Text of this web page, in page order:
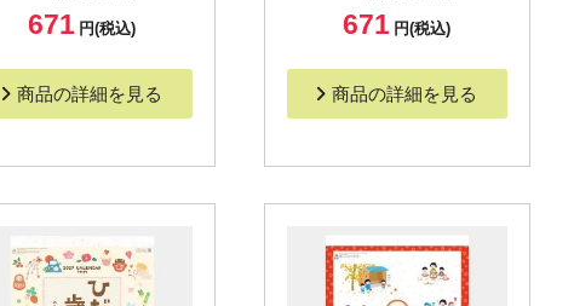
671 円(税込)
商品の詳細を見る
671 円(税込)
商品の詳細を見る